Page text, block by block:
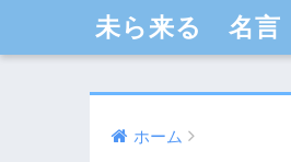
未ら来る 名言
ホーム